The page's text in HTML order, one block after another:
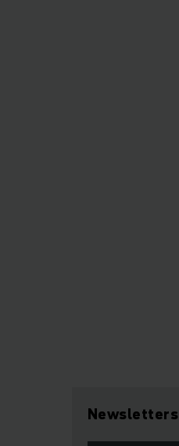
Newsletters